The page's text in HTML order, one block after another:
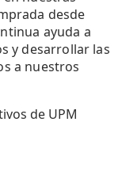
desde
ayuda a
y desarrollar las
a nuestros
de UPM